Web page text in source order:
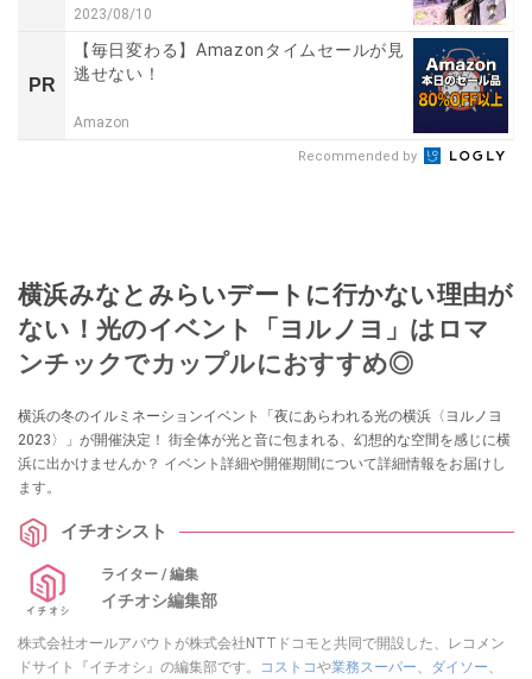
2023/08/10
PR
【毎日変わる】Amazonタイムセールが見
逃せない！
Amazon
Recommended by
横浜みなとみらいデートに行かない理由が
ない！光のイベント「ヨルノヨ」はロマ
ンチックでカップルにおすすめ◎
横浜の冬のイルミネーションイベント「夜にあらわれる光の横浜〈ヨルノヨ
2023〉」が開催決定！ 街全体が光と音に包まれる、幻想的な空間を感じに横
浜に出かけませんか？ イベント詳細や開催期間について詳細情報をお届けし
ます。
イチオシスト
ライター / 編集
イチオシ編集部
株式会社オールアバウトが株式会社NTTドコモと共同で開設した、レコメン
ドサイト『イチオシ』の編集部です。
コストコや業務スーパー、 ダイソー、